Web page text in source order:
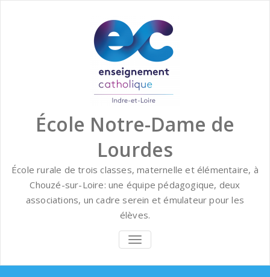
École Notre-Dame de
Lourdes
École rurale de trois classes, maternelle et élémentaire, à
Chouzé-sur-Loire: une équipe pédagogique, deux
associations, un cadre serein et émulateur pour les
élèves.
BASCULER
LA